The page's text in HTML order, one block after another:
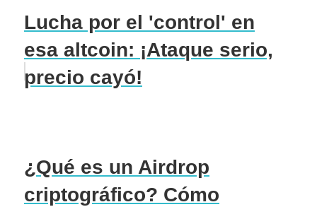
Lucha por el 'control' en
esa altcoin: ¡Ataque serio,
precio cayó!
¿Qué es un Airdrop
criptográfico? Cómo